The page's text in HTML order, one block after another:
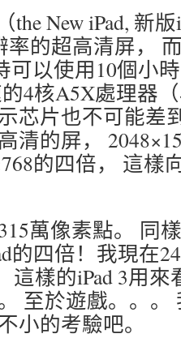
the New iPad, 新
率的超高清屏，
可以使用10個小
4核A5X處理器
芯片也不可能差
清的屏，
的四倍， 這
萬像素點。 同
的四倍！我現在
這樣的iPad 3用
至於遊戲。。。
小的考驗吧。